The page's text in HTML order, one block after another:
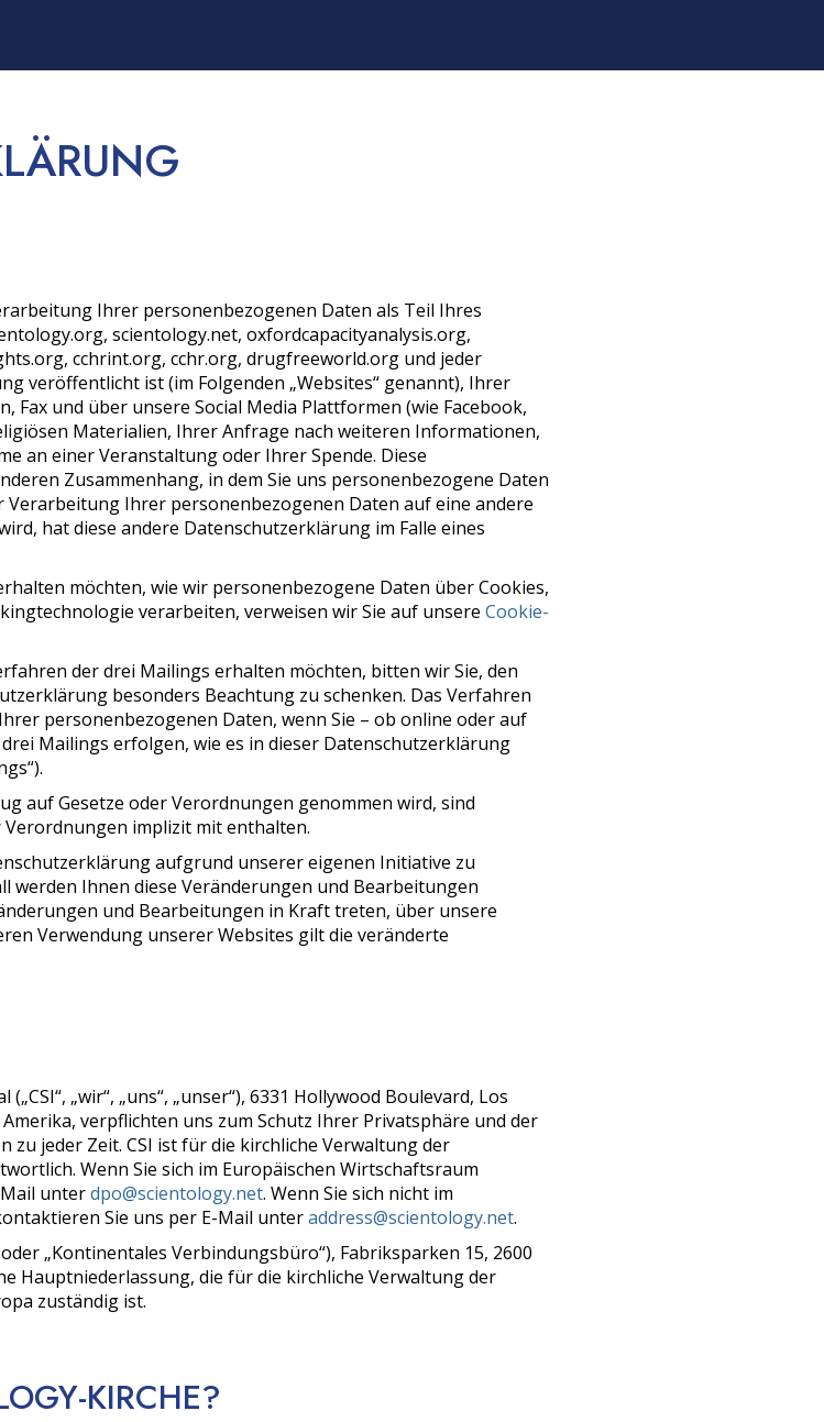
Ihrer personenbezogenen Daten als Teil Ihres
scientology.net, oxfordcapacityanalysis.org,
cchrint.org, cchr.org, drugfreeworld.org und jeder
veröffentlicht ist (im Folgenden „Websites“ genannt), Ihrer
Fax und über unsere Social Media Plattformen (wie Facebook,
Materialien, Ihrer Anfrage nach weiteren Informationen,
an einer Veranstaltung oder Ihrer Spende. Diese
Zusammenhang, in dem Sie uns personenbezogene Daten
Verarbeitung Ihrer personenbezogenen Daten auf eine andere
hat diese andere Datenschutzerklärung im Falle eines
möchten, wie wir personenbezogene Daten über Cookies,
verarbeiten, verweisen wir Sie auf unsere Cookie-
der drei Mailings erhalten möchten, bitten wir Sie, den
besonders Beachtung zu schenken. Das Verfahren
personenbezogenen Daten, wenn Sie – ob online oder auf
Mailings erfolgen, wie es in dieser Datenschutzerklärung
auf Gesetze oder Verordnungen genommen wird, sind
Verordnungen implizit mit enthalten.
aufgrund unserer eigenen Initiative zu
werden Ihnen diese Veränderungen und Bearbeitungen
und Bearbeitungen in Kraft treten, über unsere
Verwendung unserer Websites gilt die veränderte
„wir“, „uns“, „unser“), 6331 Hollywood Boulevard, Los
verpflichten uns zum Schutz Ihrer Privatsphäre und der
jeder Zeit. CSI ist für die kirchliche Verwaltung der
Wenn Sie sich im Europäischen Wirtschaftsraum
unterdpo@scientology.net. Wenn Sie sich nicht im
Sie uns per E-Mail unteraddress@scientology.net.
„Kontinentales Verbindungsbüro“), Fabriksparken 15, 2600
Hauptniederlassung, die für die kirchliche Verwaltung der
zuständig ist.
KIRCHE?